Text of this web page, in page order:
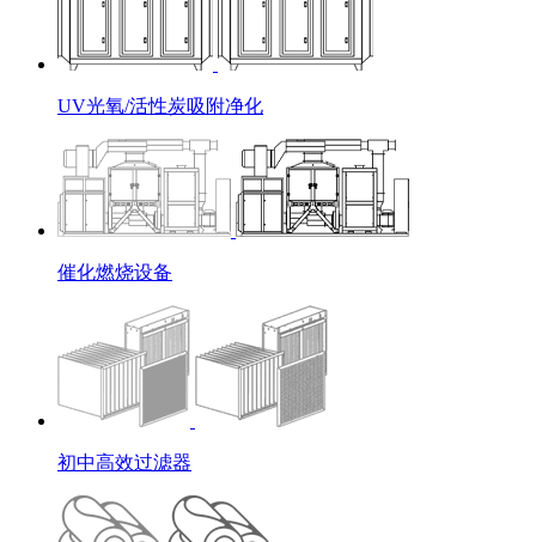
UV光氧/活性炭吸附净化
催化燃烧设备
初中高效过滤器